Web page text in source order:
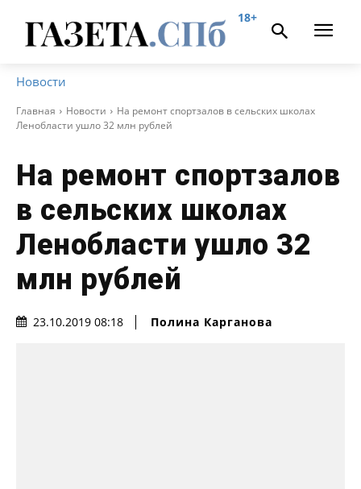
18+
Новости
Главная Новости
На ремонт спортзалов в сельских школах
Ленобласти ушло 32 млн рублей
На ремонт спортзалов
в сельских школах
Ленобласти ушло 32
млн рублей
23.10.2019 08:18 Полина Карганова